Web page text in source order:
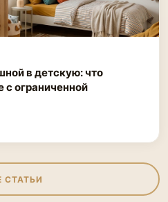
в детскую: что
с ограниченной
СТАТЬИ